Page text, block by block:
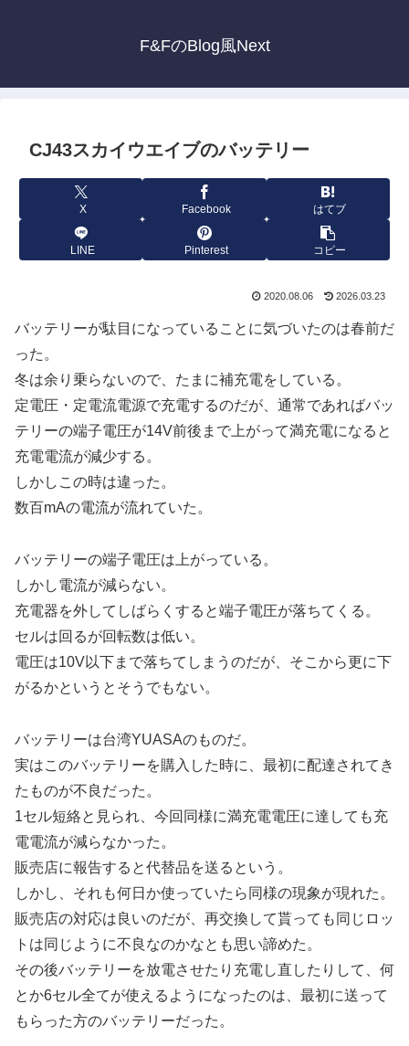
F&FのBlog風Next
CJ43スカイウエイブのバッテリー
X Facebook はてブ
LINE Pinterest コピー
2020.08.06 2026.03.23
バッテリーが駄目になっていることに気づいたのは春前だ
った。
冬は余り乗らないので、たまに補充電をしている。
定電圧・定電流電源で充電するのだが、通常であればバッ
テリーの端子電圧が14V前後まで上がって満充電になると
充電電流が減少する。
しかしこの時は違った。
数百mAの電流が流れていた。
バッテリーの端子電圧は上がっている。
しかし電流が減らない。
充電器を外してしばらくすると端子電圧が落ちてくる。
セルは回るが回転数は低い。
電圧は10V以下まで落ちてしまうのだが、そこから更に下
がるかというとそうでもない。
バッテリーは台湾YUASAのものだ。
実はこのバッテリーを購入した時に、最初に配達されてき
たものが不良だった。
1セル短絡と見られ、今回同様に満充電電圧に達しても充
電電流が減らなかった。
販売店に報告すると代替品を送るという。
しかし、それも何日か使っていたら同様の現象が現れた。
販売店の対応は良いのだが、再交換して貰っても同じロッ
トは同じように不良なのかなとも思い諦めた。
その後バッテリーを放電させたり充電し直したりして、何
とか6セル全てが使えるようになったのは、最初に送って
もらった方のバッテリーだった。